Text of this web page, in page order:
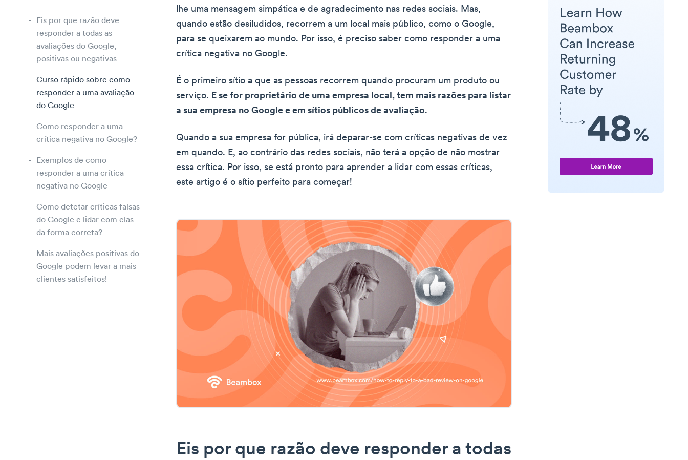
Eis por que razão deve
responder a todas as
avaliações do Google,
positivas ou negativas
Curso rápido sobre como
responder a uma avaliação
do Google
Como responder a uma
crítica negativa no Google?
Exemplos de como
responder a uma crítica
negativa no Google
Como detetar críticas falsas
do Google e lidar com elas
da forma correta?
Mais avaliações positivas do
Google podem levar a mais
clientes satisfeitos!
lhe uma mensagem simpática e de agradecimento nas redes sociais. Mas,
quando estão desiludidos, recorrem a um local mais público, como o Google,
para se queixarem ao mundo. Por isso, é preciso saber como responder a uma
crítica negativa no Google.
É o primeiro sítio a que as pessoas recorrem quando procuram um produto ou
serviço. E se for proprietário de uma empresa local, tem mais razões para listar
a sua empresa no Google e em sítios públicos de avaliação.
Quando a sua empresa for pública, irá deparar-se com críticas negativas de vez
em quando. E, ao contrário das redes sociais, não terá a opção de não mostrar
essa crítica. Por isso, se está pronto para aprender a lidar com essas críticas,
este artigo é o sítio perfeito para começar!
Eis por que razão deve responder a todas